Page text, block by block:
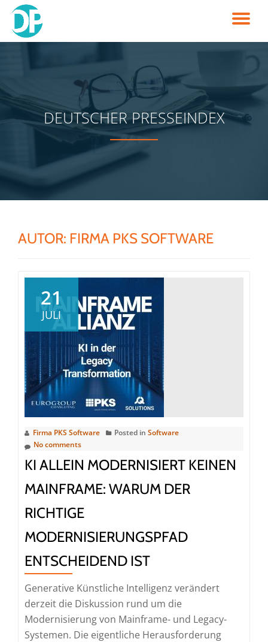
Skip
to
DEUTSCHER PRESSEINDEX
AUTOR: FIRMA PKS SOFTWARE
21
JULI
Firma PKS Software Posted in Software
No comments
KI ALLEIN MODERNISIERT KEINEN
MAINFRAME: WARUM DER
RICHTIGE
MODERNISIERUNGSPFAD
ENTSCHEIDEND IST
Generative Künstliche Intelligenz verändert
derzeit die Diskussion rund um die
Modernisierung von Mainframe- und Legacy-
Systemen. Die eigentliche Herausforderung